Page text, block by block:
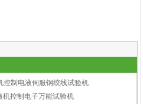
控制电液伺服钢绞线试验机
机控制电子万能试验机